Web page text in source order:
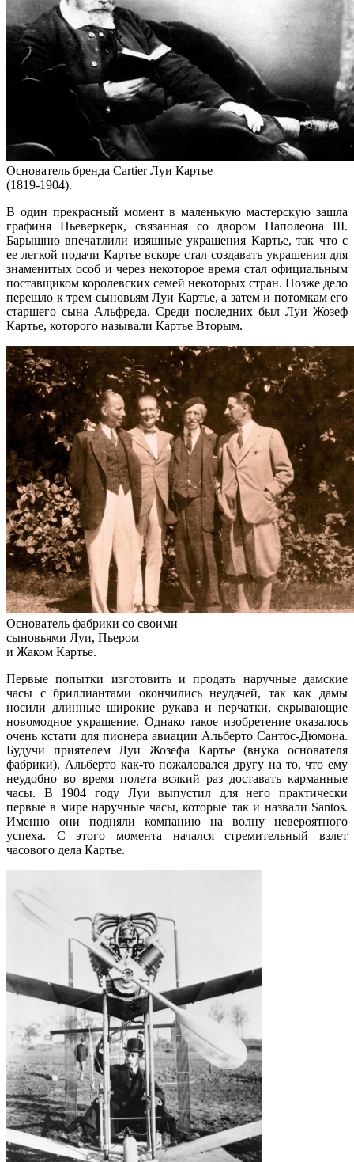
Основатель бренда Cartier Луи Картье
(1819-1904).
В один прекрасный момент в маленькую мастерскую зашла
графиня Ньеверкерк, связанная со двором Наполеона III.
Барышню впечатлили изящные украшения Картье, так что с
ее легкой подачи Картье вскоре стал создавать украшения для
знаменитых особ и через некоторое время стал официальным
поставщиком королевских семей некоторых стран. Позже дело
перешло к трем сыновьям Луи Картье, а затем и потомкам его
старшего сына Альфреда. Среди последних был Луи Жозеф
Картье, которого называли Картье Вторым.
Основатель фабрики со своими
сыновьями Луи, Пьером
и Жаком Картье.
Первые попытки изготовить и продать наручные дамские
часы с бриллиантами окончились неудачей, так как дамы
носили длинные широкие рукава и перчатки, скрывающие
новомодное украшение. Однако такое изобретение оказалось
очень кстати для пионера авиации Альберто Сантос-Дюмона.
Будучи приятелем Луи Жозефа Картье (внука основателя
фабрики), Альберто как-то пожаловался другу на то, что ему
неудобно во время полета всякий раз доставать карманные
часы. В 1904 году Луи выпустил для него практически
первые в мире наручные часы, которые так и назвали Santos.
Именно они подняли компанию на волну невероятного
успеха. С этого момента начался стремительный взлет
часового дела Картье.